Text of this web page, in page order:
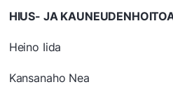
HIUS- JA
Heino Iida
Kansanaho Nea